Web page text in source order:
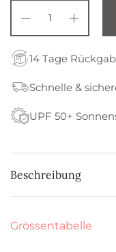
14 Tage
Schnelle &
UPF 50+
Beschreibung
Grössentabelle